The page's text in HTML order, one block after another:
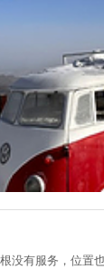
没有服务，位置也